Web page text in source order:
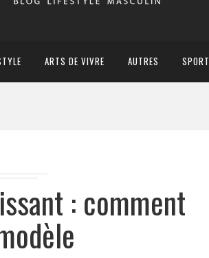
ARTS DE VIVRE AUTRES SPORT
: comment